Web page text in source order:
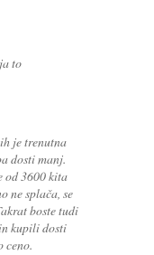
to
je trenutna
dosti manj.
od 3600 kita
ne splača, se
boste tudi
kupili dosti
ceno.